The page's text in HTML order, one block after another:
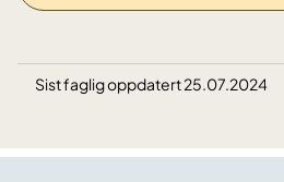
Sist faglig oppdatert 25.07.2024